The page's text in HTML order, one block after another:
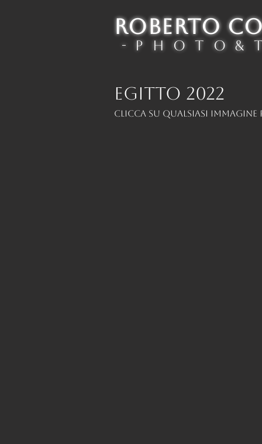
ROBERTO
- P h o t o &
EGITTO 2022
Clicca su qualsiasi